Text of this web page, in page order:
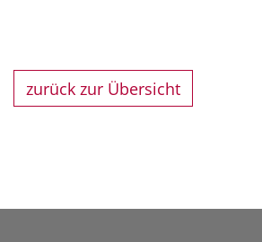
zurück zur Übersicht